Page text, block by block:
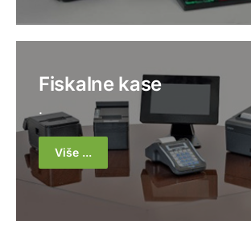
Fiskalne kase
.
Više ...